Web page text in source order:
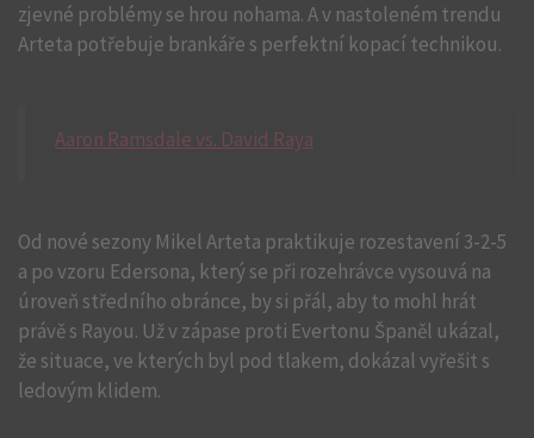
zjevné problémy se hrou nohama. A v nastoleném trendu
Arteta potřebuje brankáře s perfektní kopací technikou.
Aaron Ramsdale vs. David Raya
Od nové sezony Mikel Arteta praktikuje rozestavení 3-2-5
a po vzoru Edersona, který se při rozehrávce vysouvá na
úroveň středního obránce, by si přál, aby to mohl hrát
právě s Rayou. Už v zápase proti Evertonu Španěl ukázal,
že situace, ve kterých byl pod tlakem, dokázal vyřešit s
ledovým klidem.